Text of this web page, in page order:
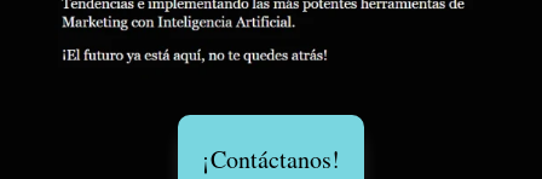
¡Contáctanos!